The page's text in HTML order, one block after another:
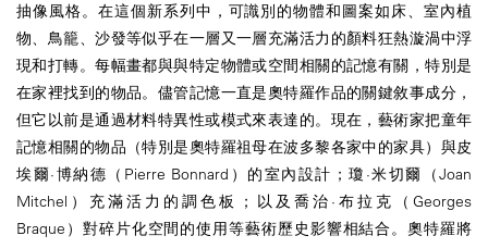
抽像風格。在這個新系列中，可識別的物體和圖案如床、室內植
物、鳥籠、沙發等似乎在一層又一層充滿活力的顏料狂熱漩渦中浮
現和打轉。每幅畫都與與特定物體或空間相關的記憶有關，特別是
在家裡找到的物品。儘管記憶一直是奧特羅作品的關鍵敘事成分，
但它以前是通過材料特異性或模式來表達的。現在，藝術家把童年
記憶相關的物品（特別是奧特羅祖母在波多黎各家中的家具）與皮
埃爾·博納德（Pierre Bonnard）的室內設計；瓊·米切爾（Joan
Mitchel）充滿活力的調色板；以及喬治·布拉克（Georges
Braque）對碎片化空間的使用等藝術歷史影響相結合。奧特羅將